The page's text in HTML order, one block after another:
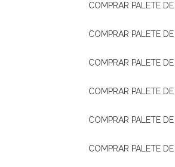
COMPRAR PALETE
COMPRAR PALETE
COMPRAR PALETE
COMPRAR PALETE
COMPRAR PALETE
COMPRAR PALETE